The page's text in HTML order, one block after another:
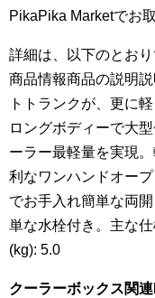
PikaPika Marketでお
詳細は、以下のとおり
商品情報商品の説明
トトランクが、更に
ロングボディーで大
ーラー最軽量を実現
利なワンハンドオー
でお手入れ簡単な両
単な水栓付き。主な
(kg): 5.0
クーラーボックス関